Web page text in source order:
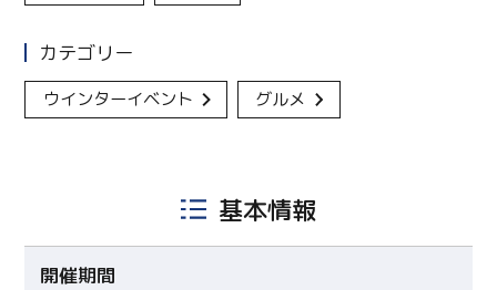
カテゴリー
ウインターイベント グルメ
基本情報
開催期間